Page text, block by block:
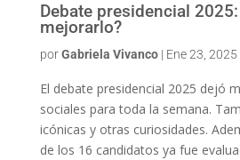
Debate presidencial
mejorarlo?
porGabriela Vivanco| Ene 23, 2025
El debate presidencial 2025 dejó
sociales para toda la semana.
icónicas y otras curiosidades.
de los 16 candidatos ya fue